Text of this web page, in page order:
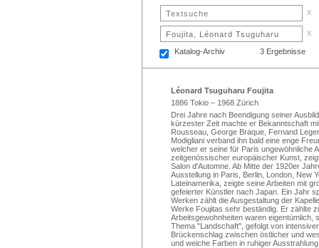
x
x
Katalog-Archiv 3 Ergebnisse
Léonard Tsuguharu Foujita
1886 Tokio – 1968 Zürich
Drei Jahre nach Beendigung seiner
kürzester Zeit machte er Bekanntschaft
Rousseau, George Braque, Fernand
Modigliani verband ihn bald eine enge
welcher er seine für Paris ungewöhnliche
zeitgenössischer europäischer Kunst,
Salon d'Automne. Ab Mitte der 1920er
Ausstellung in Paris, Berlin, London, New
Lateinamerika, zeigte seine Arbeiten mit
gefeierter Künstler nach Japan. Ein Jahr
Werken zählt die Ausgestaltung der
Werke Foujitas sehr beständig. Er zählte
Arbeitsgewohnheiten waren eigentümlich,
Thema "Landschaft", gefolgt von
Brückenschlag zwischen östlicher und
und weiche Farben in ruhiger